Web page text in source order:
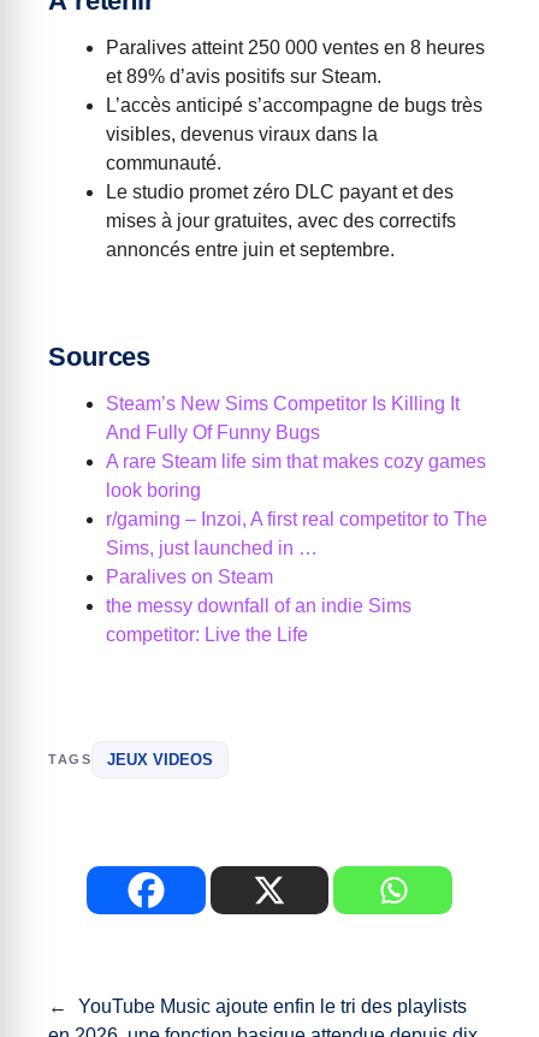
Paralives atteint 250 000 ventes en 8 heures
et 89% d’avis positifs sur Steam.
L’accès anticipé s’accompagne de bugs très
visibles, devenus viraux dans la
communauté.
Le studio promet zéro DLC payant et des
mises à jour gratuites, avec des correctifs
annoncés entre juin et septembre.
Sources
Steam’s New Sims Competitor Is Killing It
And Fully Of Funny Bugs
A rare Steam life sim that makes cozy games
look boring
r/gaming – Inzoi, A first real competitor to The
Sims, just launched in …
Paralives on Steam
the messy downfall of an indie Sims
competitor: Live the Life
TAGS JEUX VIDEOS
←
YouTube Music ajoute enfin le tri des playlists